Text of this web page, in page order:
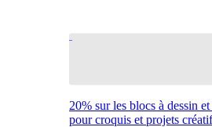
20% sur les blocs à dessin
pour croquis et projets